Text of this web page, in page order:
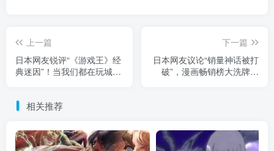
上一篇
日本网友锐评“《游戏王》经
典迷因”！当我们都在玩城之
下一篇
日本网友议论“销量神话被打
破”，漫画畅销榜大洗牌！
相关推荐